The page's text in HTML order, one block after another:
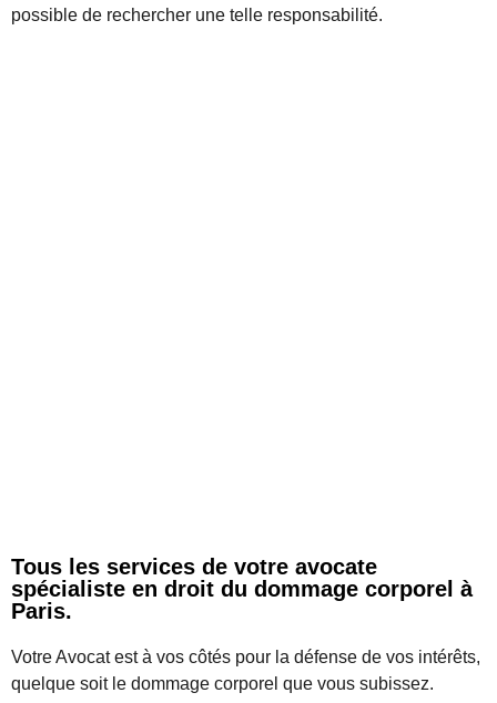
possible de rechercher une telle responsabilité.
Tous les services de votre avocate
spécialiste en droit du dommage corporel à
Paris.
Votre Avocat est à vos côtés pour la défense de vos intérêts,
quelque soit le dommage corporel que vous subissez.